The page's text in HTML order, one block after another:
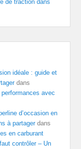
de traction dans
idéale : guide et
dans
avec
d’occasion en
à partagerdans
en carburant
contrôler – Un